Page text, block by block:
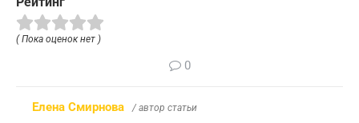
( Пока оценок нет )
0
Елена Смирнова / автор статьи